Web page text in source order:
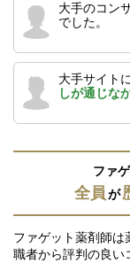
大手のコン
でした。
大手サイト
しが通じな
ファ
全員が
ファゲット薬剤師
職者から評判の良い